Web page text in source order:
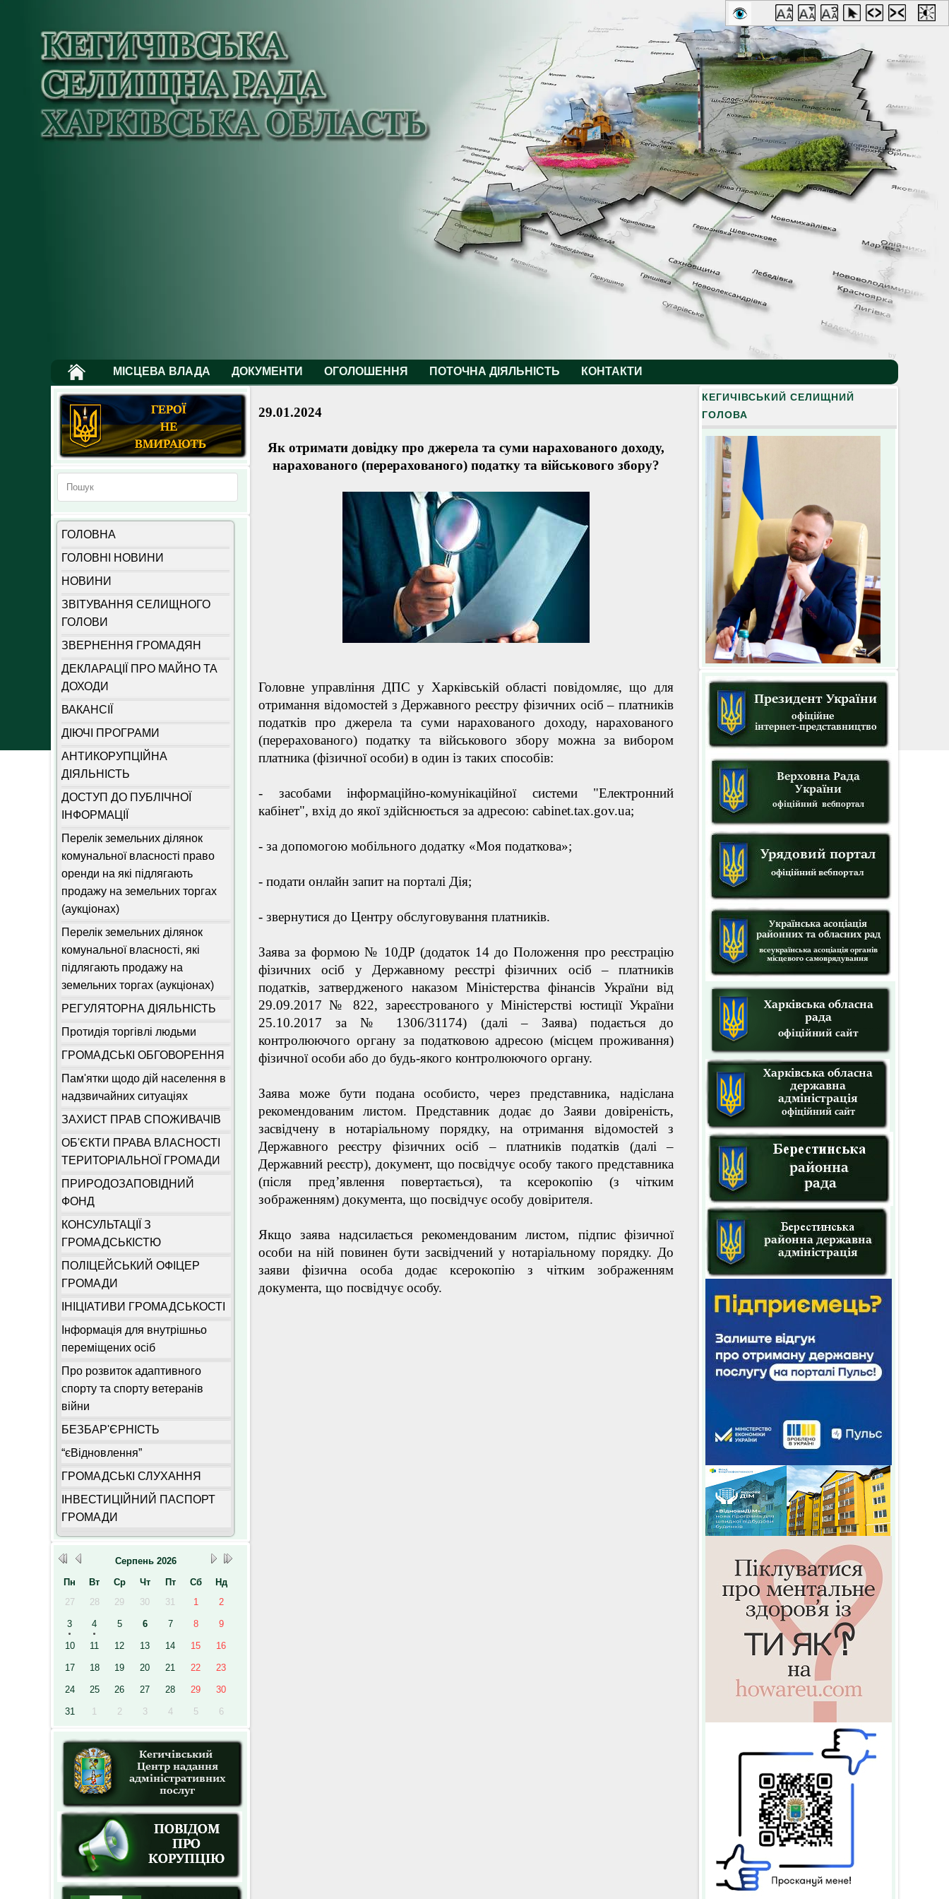
by
МІСЦЕВА ВЛАДА ДОКУМЕНТИ ОГОЛОШЕННЯ ПОТОЧНА ДІЯЛЬНІСТЬ КОНТАКТИ
ГОЛОВНА
ГОЛОВНІ НОВИНИ
НОВИНИ
ЗВІТУВАННЯ СЕЛИЩНОГО
ГОЛОВИ
ЗВЕРНЕННЯ ГРОМАДЯН
ДЕКЛАРАЦІЇ ПРО МАЙНО ТА
ДОХОДИ
ВАКАНСІЇ
ДІЮЧІ ПРОГРАМИ
АНТИКОРУПЦІЙНА
ДІЯЛЬНІСТЬ
ДОСТУП ДО ПУБЛІЧНОЇ
ІНФОРМАЦІЇ
Перелік земельних ділянок
комунальної власності право
оренди на які підлягають
продажу на земельних торгах
(аукціонах)
Перелік земельних ділянок
комунальної власності, які
підлягають продажу на
земельних торгах (аукціонах)
РЕГУЛЯТОРНА ДІЯЛЬНІСТЬ
Протидія торгівлі людьми
ГРОМАДСЬКІ ОБГОВОРЕННЯ
Пам'ятки щодо дій населення в
надзвичайних ситуаціях
ЗАХИСТ ПРАВ СПОЖИВАЧІВ
ОБ'ЄКТИ ПРАВА ВЛАСНОСТІ
ТЕРИТОРІАЛЬНОЇ ГРОМАДИ
ПРИРОДОЗАПОВІДНИЙ
ФОНД
КОНСУЛЬТАЦІЇ З
ГРОМАДСЬКІСТЮ
ПОЛІЦЕЙСЬКИЙ ОФІЦЕР
ГРОМАДИ
ІНІЦІАТИВИ ГРОМАДСЬКОСТІ
Інформація для внутрішньо
переміщених осіб
Про розвиток адаптивного
спорту та спорту ветеранів
війни
БЕЗБАР'ЄРНІСТЬ
“єВідновлення”
ГРОМАДСЬКІ СЛУХАННЯ
ІНВЕСТИЦІЙНИЙ ПАСПОРТ
ГРОМАДИ
Серпень 2026
Пн
Вт Ср Чт Пт Сб
Нд
27
28 29 30 31 1 2
3 4 5 6 7 8 9
10 11 12 13 14 15 16
17 18 19 20 21 22 23
24 25 26 27 28 29 30
31 1 2 3 4 5 6
КЕГИЧІВСЬКИЙ СЕЛИЩНИЙ
ГОЛОВА
29.01.2024
Як отримати довідку про джерела та суми нарахованого доходу,
нарахованого (перерахованого) податку та військового збору?
Головне управління ДПС у Харківській області повідомляє, що для
отримання відомостей з Державного реєстру фізичних осіб – платників
податків про джерела та суми нарахованого доходу, нарахованого
(перерахованого) податку та військового збору можна за вибором
платника (фізичної особи) в один із таких способів:
- засобами інформаційно-комунікаційної системи "Електронний
кабінет", вхід до якої здійснюється за адресою: cabinet.tax.gov.ua;
- за допомогою мобільного додатку «Моя податкова»;
- подати онлайн запит на порталі Дія;
- звернутися до Центру обслуговування платників.
Заява за формою № 10ДР (додаток 14 до Положення про реєстрацію
фізичних осіб у Державному реєстрі фізичних осіб – платників
податків, затвердженого наказом Міністерства фінансів України від
29.09.2017 № 822, зареєстрованого у Міністерстві юстиції України
25.10.2017 за № 1306/31174) (далі – Заява) подається до
контролюючого органу за податковою адресою (місцем проживання)
фізичної особи або до будь-якого контролюючого органу.
Заява може бути подана особисто, через представника, надіслана
рекомендованим листом. Представник додає до Заяви довіреність,
засвідчену в нотаріальному порядку, на отримання відомостей з
Державного реєстру фізичних осіб – платників податків (далі –
Державний реєстр), документ, що посвідчує особу такого представника
(після пред’явлення повертається), та ксерокопію (з чітким
зображенням) документа, що посвідчує особу довірителя.
Якщо заява надсилається рекомендованим листом, підпис фізичної
особи на ній повинен бути засвідчений у нотаріальному порядку. До
заяви фізична особа додає ксерокопію з чітким зображенням
документа, що посвідчує особу.